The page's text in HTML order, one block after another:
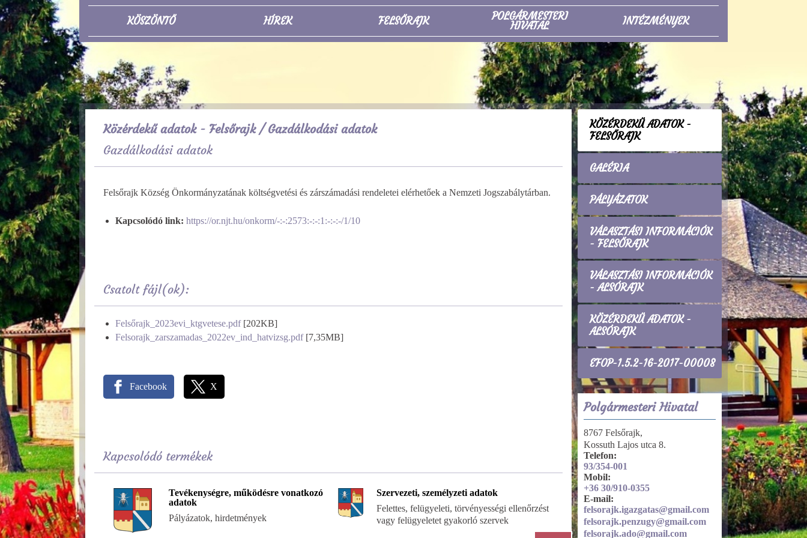
KÖSZÖNTŐ HÍREK FELSŐRAJK POLGÁRMESTERI
HIVATAL INTÉZMÉNYEK
Közérdekű adatok - Felsőrajk/ Gazdálkodási adatok
Gazdálkodási adatok
Felsőrajk Község Önkormányzatának költségvetési és zárszámadási rendeletei elérhetőek a Nemzeti Jogszabálytárban.
Kapcsolódó link: https://or.njt.hu/onkorm/-:-:2573:-:-:1:-:-:-/1/10
Csatolt fájl(ok):
Felsőrajk_2023evi_ktgvetese.pdf[202KB]
Felsorajk_zarszamadas_2022ev_ind_hatvizsg.pdf[7,35MB]
Facebook X
Kapcsolódó termékek
Tevékenységre, működésre vonatkozó
adatok
Pályázatok, hirdetmények
Szervezeti, személyzeti adatok
Felettes, felügyeleti, törvényességi ellenőrzést
vagy felügyeletet gyakorló szervek
Szervezeti, személyzeti adatok
Kapcsolat, szervezet, vezetők
KÖZÉRDEKŰ ADATOK -
FELSŐRAJK
GALÉRIA
PÁLYÁZATOK
VÁLASZTÁSI INFORMÁCIÓK
- FELSŐRAJK
VÁLASZTÁSI INFORMÁCIÓK
- ALSÓRAJK
KÖZÉRDEKŰ ADATOK -
ALSÓRAJK
EFOP-1.5.2-16-2017-00008
Polgármesteri Hivatal
8767 Felsőrajk,
Kossuth Lajos utca 8.
Telefon:
93/354-001
Mobil:
+36 30/910-0355
E-mail:
felsorajk.igazgatas@gmail.com
felsorajk.penzugy@gmail.com
felsorajk.ado@gmail.com